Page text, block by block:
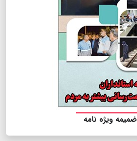
ضمیمه ویژه نامه